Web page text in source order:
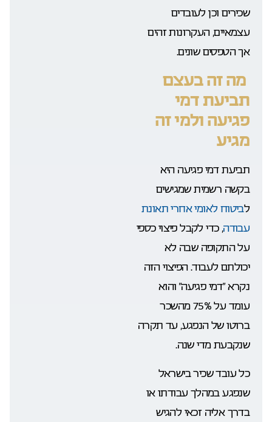
שכירים וכן לעובדים
עצמאיים, העקרונות זהים
אך הטפסים שונים.
מה זה בעצם
תביעת דמי
פגיעה ולמי זה
מגיע
תביעת דמי פגיעה היא
בקשה רשמית שמגישים
לביטוח לאומי אחרי תאונת
עבודה, כדי לקבל פיצוי כספי
על התקופה שבה לא
יכולתם לעבוד. הפיצוי הזה
נקרא “דמי פגיעה” והוא
עומד על 75% מהשכר
ברוטו של הנפגע, עד תקרה
שנקבעת מדי שנה.
כל עובד שכיר בישראל
שנפגע במהלך עבודתו או
בדרך אליה זכאי להגיש